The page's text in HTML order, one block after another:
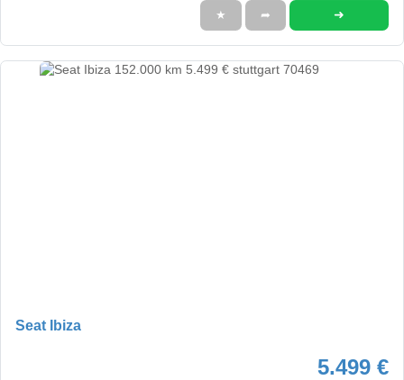
★ ➦ ➜
Seat Ibiza
5.499 €